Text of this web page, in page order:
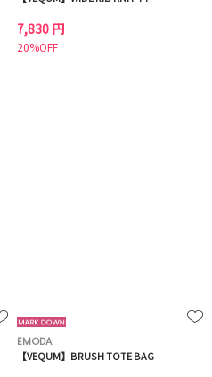
7,830 円
20%OFF
EMODA
【VEQUM】BRUSH TOTE BAG